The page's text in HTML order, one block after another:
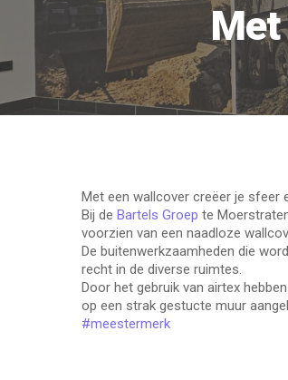
Met
Met een wallcover creëer je sfeer
Bij deBartels Groep te
voorzien van een naadloze
De buitenwerkzaamheden die
recht in de diverse ruimtes.
Door het gebruik van airtex
op een strak gestucte muur
#meestermerk